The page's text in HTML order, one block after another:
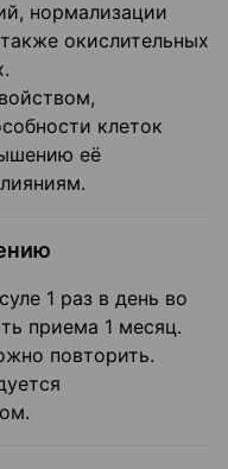
нормализации
окислительных
клеток
её
1 раз в день во
приема 1 месяц.
повторить.